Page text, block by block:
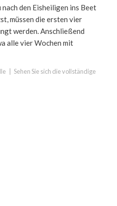
den Eisheiligen ins Beet
müssen die ersten vier
werden. Anschließend
alle vier Wochen mit
Sehen Sie sich die vollständige